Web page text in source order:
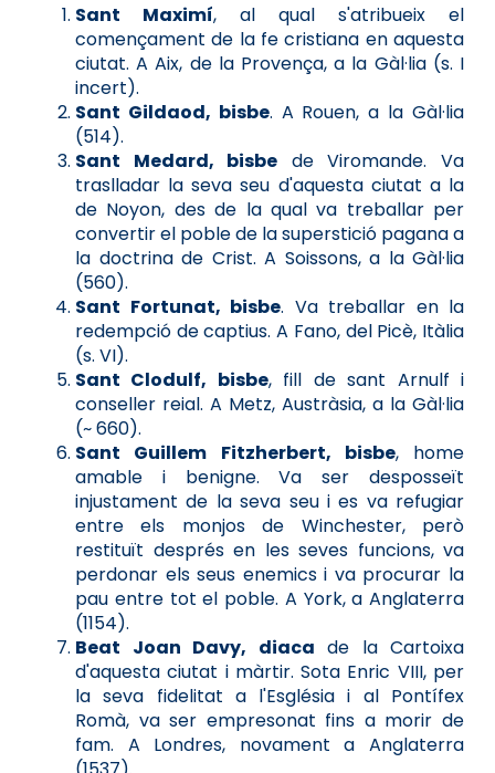
Sant Maximí, al qual s'atribueix el
començament de la fe cristiana en aquesta
ciutat. A Aix, de la Provença, a la Gàl·lia (s. I
incert).
Sant Gildaod, bisbe. A Rouen, a la Gàl·lia
(514).
Sant Medard, bisbe de Viromande. Va
traslladar la seva seu d'aquesta ciutat a la
de Noyon, des de la qual va treballar per
convertir el poble de la superstició pagana a
la doctrina de Crist. A Soissons, a la Gàl·lia
(560).
Sant Fortunat, bisbe. Va treballar en la
redempció de captius. A Fano, del Picè, Itàlia
(s. VI).
Sant Clodulf, bisbe, fill de sant Arnulf i
conseller reial. A Metz, Austràsia, a la Gàl·lia
(~ 660).
Sant Guillem Fitzherbert, bisbe, home
amable i benigne. Va ser desposseït
injustament de la seva seu i es va refugiar
entre els monjos de Winchester, però
restituït després en les seves funcions, va
perdonar els seus enemics i va procurar la
pau entre tot el poble. A York, a Anglaterra
(1154).
Beat Joan Davy, diaca de la Cartoixa
d'aquesta ciutat i màrtir. Sota Enric VIII, per
la seva fidelitat a l'Església i al Pontífex
Romà, va ser empresonat fins a morir de
fam. A Londres, novament a Anglaterra